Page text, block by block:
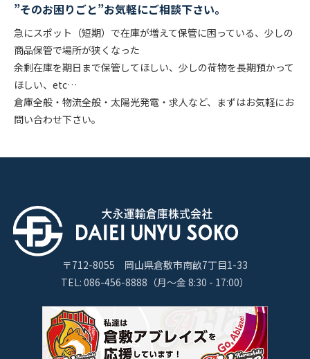
”そのお困りごと”お気軽にご相談下さい。
急にスポット（短期）で在庫が増えて保管に困っている、少しの
商品保管で場所が狭くなった
余剰在庫を期日まで保管してほしい、少しの荷物を長期預かって
ほしい、etc…
倉庫全般・物流全般・太陽光発電・求人など、まずはお気軽にお
問い合わせ下さい。
〒712-8055 岡山県倉敷市南畝7丁目1-33
TEL: 086-456-8888（月〜金 8:30 - 17:00）